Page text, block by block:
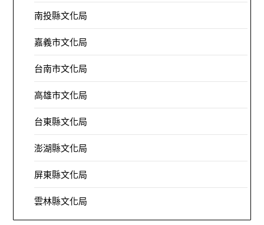
南投縣文化局
嘉義市文化局
台南市文化局
高雄市文化局
台東縣文化局
澎湖縣文化局
屏東縣文化局
雲林縣文化局